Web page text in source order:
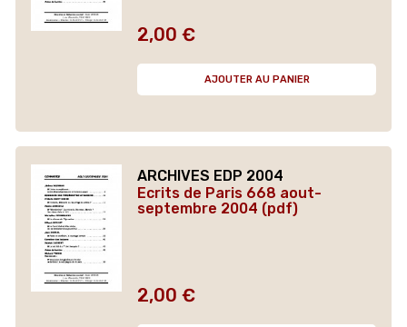
Prix
2,00 €
AJOUTER AU PANIER
ARCHIVES EDP 2004
Ecrits de Paris 668 aout-
septembre 2004 (pdf)
Prix
2,00 €